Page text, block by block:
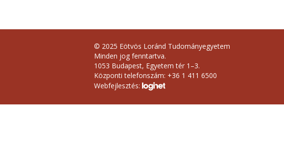
© 2025 Eötvös Loránd Tudományegyetem
Minden jog fenntartva.
1053 Budapest, Egyetem tér 1–3.
Központi telefonszám: +36 1 411 6500
Webfejlesztés: